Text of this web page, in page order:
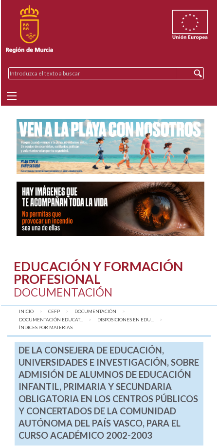
EDUCACIÓN Y FORMACIÓN
PROFESIONAL
DOCUMENTACIÓN
INICIO CEFP
DOCUMENTACIÓN
DOCUMENTACIÓN EDUCAT...
DISPOSICIONES EN EDU...
AQUÍ:
ÍNDICES POR MATERIAS
DE LA CONSEJERA DE EDUCACIÓN,
UNIVERSIDADES E INVESTIGACIÓN, SOBRE
ADMISIÓN DE ALUMNOS DE EDUCACIÓN
INFANTIL, PRIMARIA Y SECUNDARIA
OBLIGATORIA EN LOS CENTROS PÚBLICOS
Y CONCERTADOS DE LA COMUNIDAD
AUTÓNOMA DEL PAÍS VASCO, PARA EL
CURSO ACADÉMICO 2002-2003